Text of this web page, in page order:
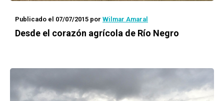
Publicado el 07/07/2015 por Wilmar Amaral
Desde el corazón agrícola de Río Negro